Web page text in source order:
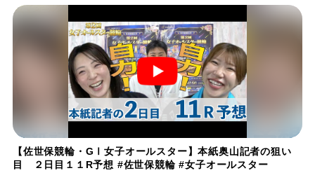
【佐世保競輪・GⅠ女子オールスター】本紙奥山記者の狙い
目 ２日目１１R予想 #佐世保競輪 #女子オールスター